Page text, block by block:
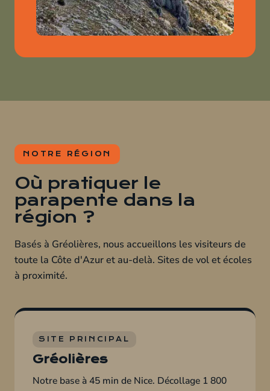
NOTRE RÉGION
Où pratiquer le
parapente dans la
région ?
Basés à Gréolières, nous accueillons les visiteurs de
toute la Côte d'Azur et au-delà. Sites de vol et écoles
à proximité.
SITE PRINCIPAL
Gréolières
Notre base à 45 min de Nice. Décollage 1 800